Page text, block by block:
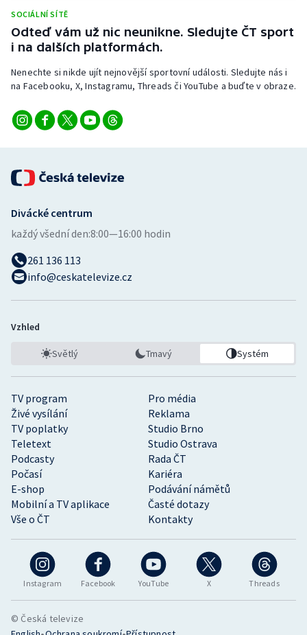
SOCIÁLNÍ SÍTĚ
Odteď vám už nic neunikne. Sledujte ČT sport
i na dalších platformách.
Nenechte si nikde ujít nejnovější sportovní události. Sledujte nás i
na Facebooku, X, Instagramu, Threads či YouTube a buďte v obraze.
Instagram Facebook YouTube X Threads
TV program
Pro média
Živé vysílání
Reklama
TV poplatky
Studio Brno
Teletext
Studio Ostrava
Podcasty
Rada ČT
Počasí
Kariéra
E-shop
Podávání námětů
Mobilní a TV aplikace
Časté dotazy
Vše o ČT
Kontakty
Divácké centrum
každý všední den:8:00—16:00 hodin
261 136 113
info@ceskatelevize.cz
Vzhled
Světlý Tmavý Systém
© Česká televize